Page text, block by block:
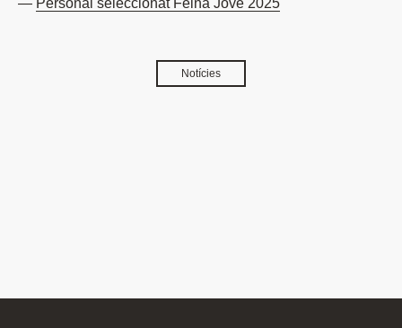
Personal seleccionat Feina Jove 2025
Notícies